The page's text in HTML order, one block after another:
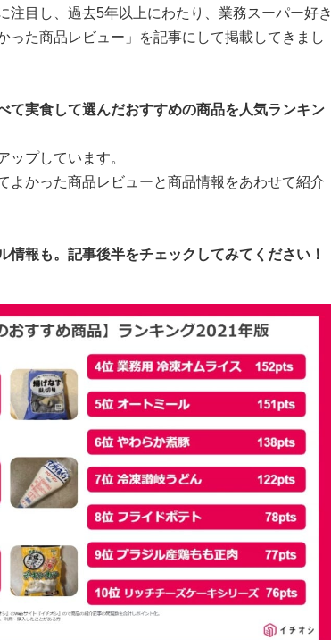
注目し、過去5年以上にわたり、業務スーパー好き
った商品レビュー」を記事にして掲載してきまし
て実食して選んだおすすめの商品を人気ランキン
ップしています。
よかった商品レビューと商品情報をあわせて紹介
報も。記事後半をチェックしてみてください！